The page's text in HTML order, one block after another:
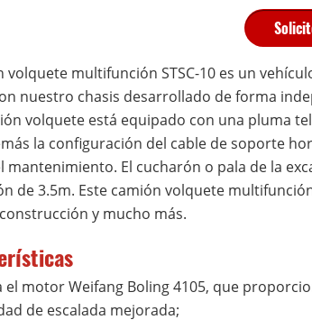
volquete multifunción STSC-10 es un
nuestro chasis desarrollado de forma
volquete está equipado con una pluma
la configuración del cable de soporte
mantenimiento. El cucharón o pala de la
de 3.5m. Este camión volquete
y mucho más.
el motor Weifang Boling 4105, que
de escalada mejorada;